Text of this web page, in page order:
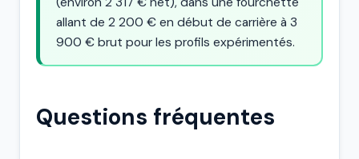
allant de 2 200 € en début de carrière à 3
900 € brut pour les profils expérimentés.
Questions fréquentes